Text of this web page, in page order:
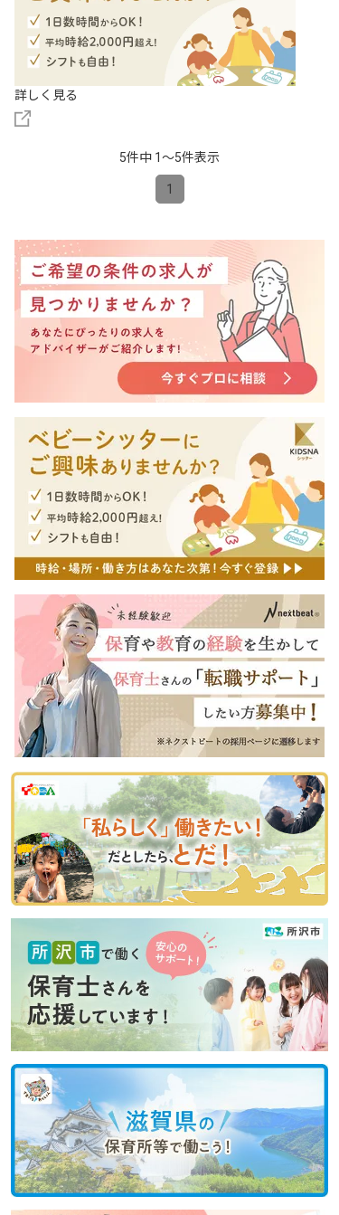
詳しく見る
5件中 1〜5件表示
1